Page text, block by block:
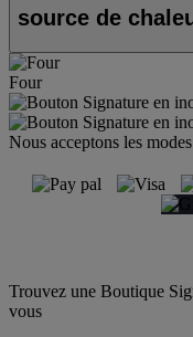
source de
Four
Nous acceptons les
Trouvez une Boutique
vous